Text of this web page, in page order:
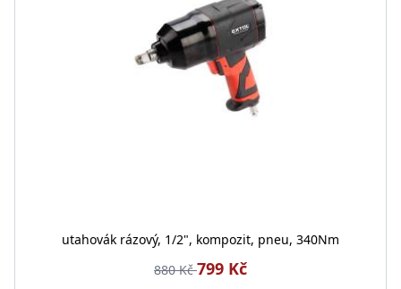
utahovák rázový, 1/2", kompozit, pneu, 340Nm
880 Kč799 Kč